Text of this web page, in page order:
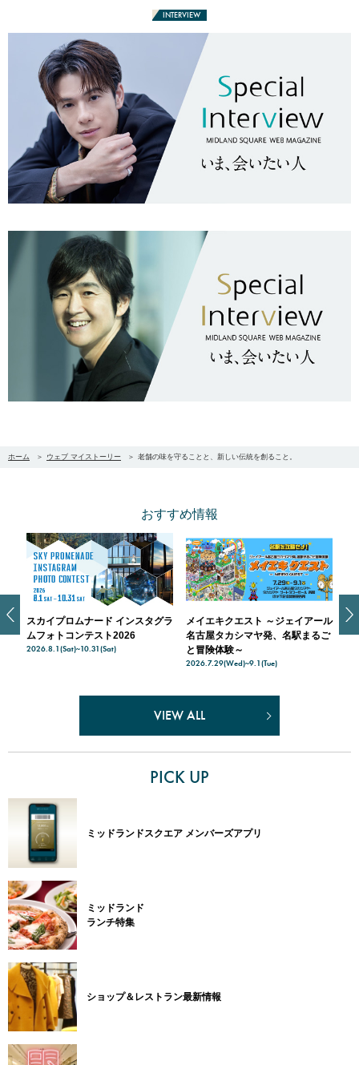
INTERVIEW
ホーム ウェブ マイストーリー 老舗の味を守ることと、新しい伝統を創ること。
おすすめ情報
スカイプロムナード インスタグラ
ムフォトコンテスト2026
2026.8.1(Sat)~10.31(Sat)
メイエキクエスト ～ジェイアール
名古屋タカシマヤ発、名駅まるご
と冒険体験～
2026.7.29(Wed)~9.1(Tue)
ス
入
VIEW ALL
PICK UP
ミッドランドスクエア メンバーズアプリ
ミッドランド
ランチ特集
ショップ＆レストラン最新情報